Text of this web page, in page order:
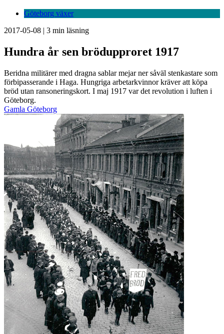
Göteborg växer
2017-05-08 | 3 min läsning
Hundra år sen brödupproret 1917
Beridna militärer med dragna sablar mejar ner såväl stenkastare som
förbipasserande i Haga. Hungriga arbetarkvinnor kräver att köpa
bröd utan ransoneringskort. I maj 1917 var det revolution i luften i
Göteborg.
Gamla Göteborg